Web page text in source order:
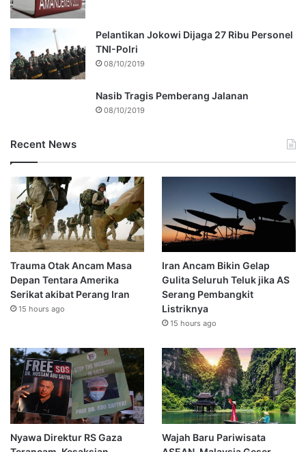
Pelantikan Jokowi Dijaga 27 Ribu Personel
TNI-Polri
08/10/2019
Nasib Tragis Pemberang Jalanan
08/10/2019
Recent News
Trauma Otak Ancam Masa
Depan Tentara Amerika
Serikat akibat Perang Iran
15 hours ago
Iran Ancam Bikin Gelap
Gulita Seluruh Teluk jika AS
Serang Pembangkit
Listriknya
15 hours ago
Nyawa Direktur RS Gaza
Wajah Baru Pariwisata